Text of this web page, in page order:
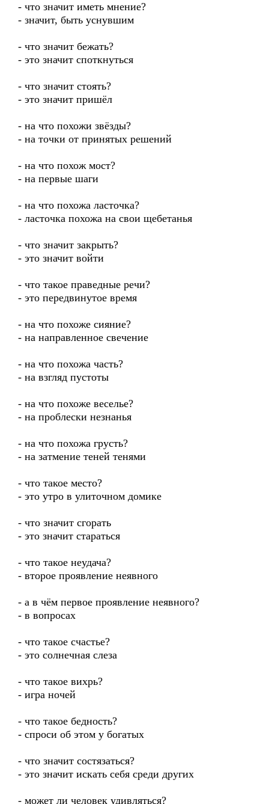
- что значит иметь мнение?
- значит, быть уснувшим
- что значит бежать?
- это значит споткнуться
- что значит стоять?
- это значит пришёл
- на что похожи звёзды?
- на точки от принятых решений
- на что похож мост?
- на первые шаги
- на что похожа ласточка?
- ласточка похожа на свои щебетанья
- что значит закрыть?
- это значит войти
- что такое праведные речи?
- это передвинутое время
- на что похоже сияние?
- на направленное свечение
- на что похожа часть?
- на взгляд пустоты
- на что похоже веселье?
- на проблески незнанья
- на что похожа грусть?
- на затмение теней тенями
- что такое место?
- это утро в улиточном домике
- что значит сгорать
- это значит стараться
- что такое неудача?
- второе проявление неявного
- а в чём первое проявление неявного?
- в вопросах
- что такое счастье?
- это солнечная слеза
- что такое вихрь?
- игра ночей
- что такое бедность?
- спроси об этом у богатых
- что значит состязаться?
- это значит искать себя среди других
- может ли человек удивляться?